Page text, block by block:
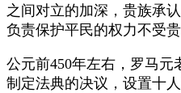
之间对立的加深，贵族承
负责保护平民的权力不受贵
公元前450年左右，罗马
制定法典的决议，设置十